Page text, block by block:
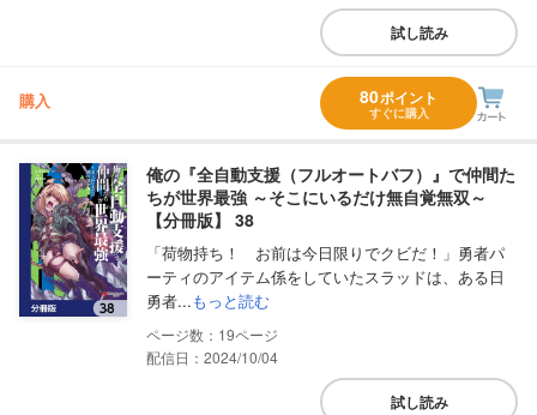
試し読み
購入 80ポイント
すぐに購入
俺の『全自動支援（フルオートバフ）』で仲間た
ちが世界最強 ～そこにいるだけ無自覚無双～
【分冊版】 38
「荷物持ち！ お前は今日限りでクビだ！」勇者パ
ーティのアイテム係をしていたスラッドは、ある日
勇者...もっと読む
19
配信日：2024/10/04
試し読み